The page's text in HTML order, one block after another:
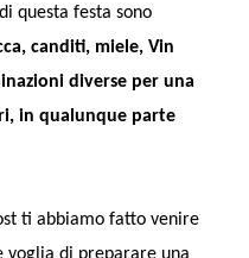
questa festa sono
canditi, miele, Vin
diverse per una
in qualunque parte
ti abbiamo fatto venire